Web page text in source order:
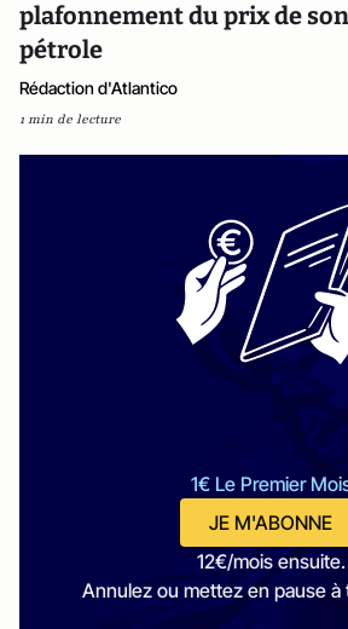
plafonnement du prix de son
pétrole
Rédaction d'Atlantico
1 min de lecture
1€ Le Premier
JE M'ABONNE
12€/mois ensuite.
Annulez ou mettez en pause à